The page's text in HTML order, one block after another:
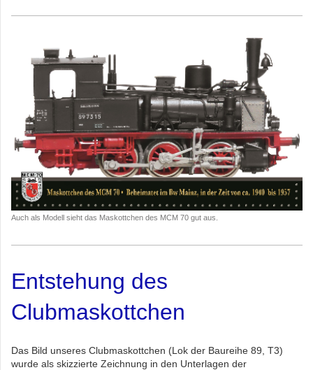
Auch als Modell sieht das Maskottchen des MCM 70 gut aus.
Entstehung des
Clubmaskottchen
Das Bild unseres Clubmaskottchen (Lok der Baureihe 89, T3)
wurde als skizzierte Zeichnung in den Unterlagen der